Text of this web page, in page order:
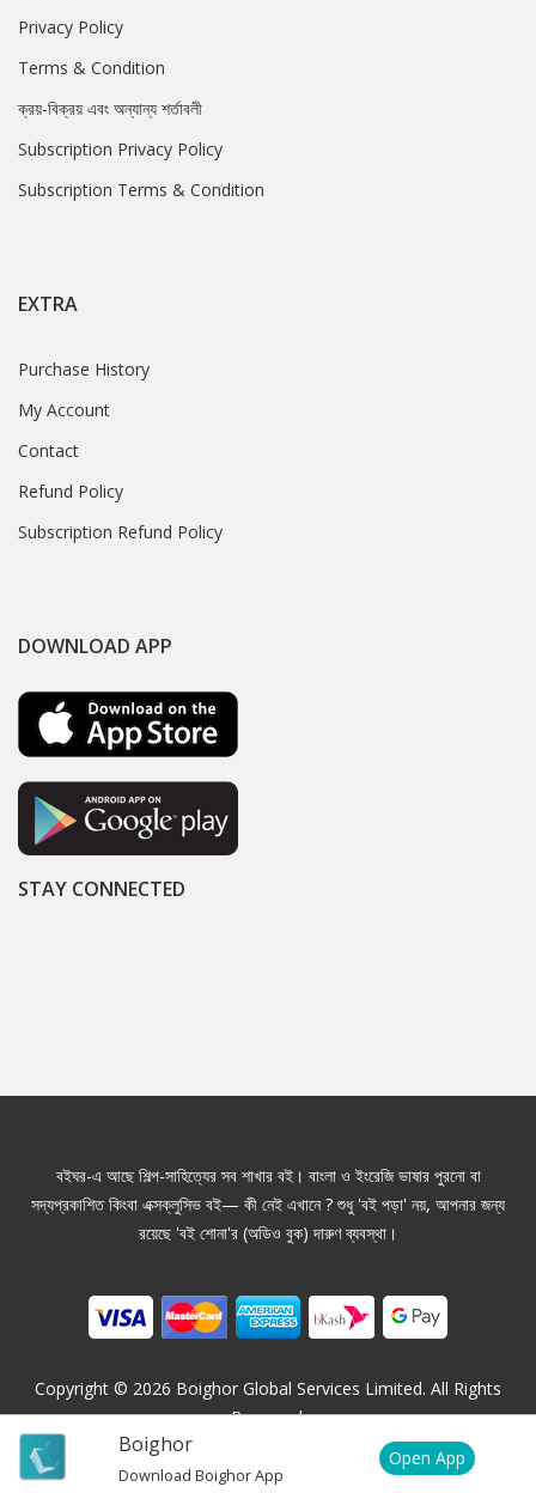
Boighor
Download Boighor App
Open App
Privacy Policy
Terms & Condition
ক্রয়-বিক্রয় এবং অন্যান্য শর্তাবলী
Subscription Privacy Policy
Subscription Terms & Condition
EXTRA
Purchase History
My Account
Contact
Refund Policy
Subscription Refund Policy
DOWNLOAD APP
STAY CONNECTED
বইঘর-এ আছে শিল্প-সাহিত্যের সব শাখার বই। বাংলা ও ইংরেজি ভাষার পুরনো বা
সদ্যপ্রকাশিত কিংবা এক্সক্লুসিভ বই— কী নেই এখানে ? শুধু 'বই পড়া' নয়, আপনার জন্য
রয়েছে 'বই শোনা'র (অডিও বুক) দারুণ ব্যবস্থা।
Copyright © 2026 Boighor Global Services Limited. All Rights
Reserved.